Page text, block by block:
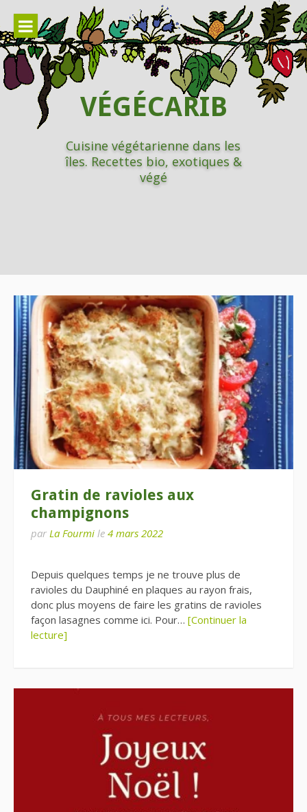
contenu
VÉGÉCARIB
Cuisine végétarienne dans les
îles. Recettes bio, exotiques &
végé
Gratin de ravioles aux
champignons
par La Fourmi le 4 mars 2022
Depuis quelques temps je ne trouve plus de
ravioles du Dauphiné en plaques au rayon frais,
donc plus moyens de faire les gratins de ravioles
façon lasagnes comme ici. Pour… [Continuer la
lecture]